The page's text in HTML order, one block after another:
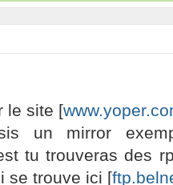
le site [
un mirror
tu trouveras des
se trouve ici [